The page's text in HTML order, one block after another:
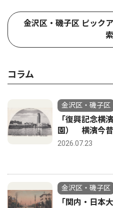
金沢区・磯子区 ピック
索
コラム
金沢区・磯子区
「復興記念横
園） 横濱今
2026.07.23
金沢区・磯子区
「関内・日本